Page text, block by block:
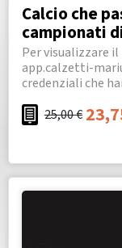
Calcio che
campionati
Per visualizzare
app.calzetti-
credenziali che
25,00€